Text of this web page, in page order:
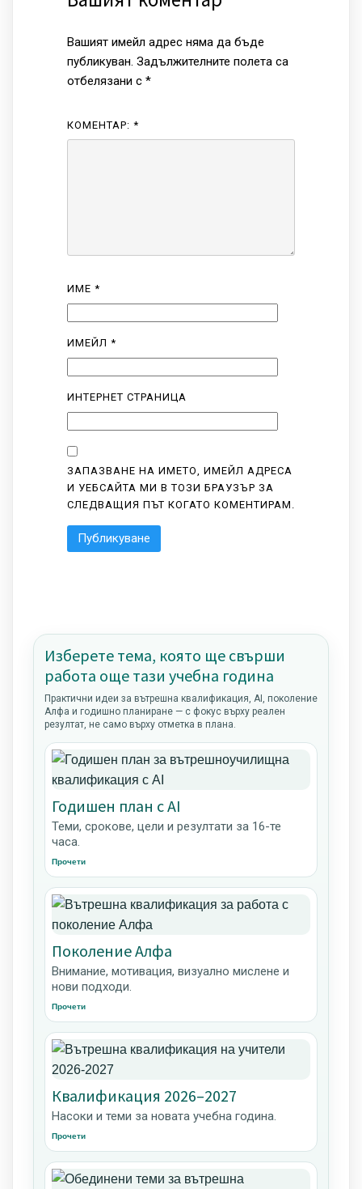
Вашият имейл адрес няма да бъде
публикуван. Задължителните полета са
отбелязани с *
КОМЕНТАР: *
ИМЕ *
ИМЕЙЛ *
ИНТЕРНЕТ СТРАНИЦА
ЗАПАЗВАНЕ НА ИМЕТО, ИМЕЙЛ АДРЕСА
И УЕБСАЙТА МИ В ТОЗИ БРАУЗЪР ЗА
СЛЕДВАЩИЯ ПЪТ КОГАТО КОМЕНТИРАМ.
Изберете тема, която ще свърши
работа още тази учебна година
Практични идеи за вътрешна квалификация, AI, поколение
Алфа и годишно планиране — с фокус върху реален
резултат, не само върху отметка в плана.
Годишен план с AI
Теми, срокове, цели и резултати за 16-те
часа.
Прочети
Поколение Алфа
Внимание, мотивация, визуално мислене и
нови подходи.
Прочети
Квалификация 2026–2027
Насоки и теми за новата учебна година.
Прочети